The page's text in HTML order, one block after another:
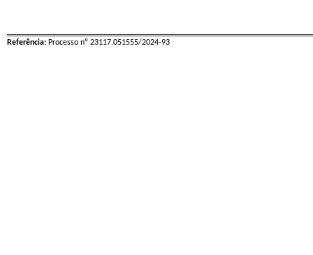
Referência: Processo nº 23117.051555/2024-93